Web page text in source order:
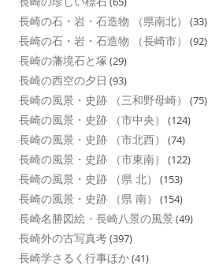
長崎の石・岩・石造物 （県南北） (33)
長崎の石・岩・石造物 （長崎市） (92)
長崎の藩境石と塚 (29)
長崎の西空の夕日 (93)
長崎の風景・史跡 （三和野母崎） (75)
長崎の風景・史跡 （市中央） (124)
長崎の風景・史跡 （市北西） (74)
長崎の風景・史跡 （市東南） (122)
長崎の風景・史跡 （県 北） (153)
長崎の風景・史跡 （県 南） (154)
長崎名勝図絵・長崎八景の風景 (49)
長崎外の古写真考(397)
長崎学さるく行事ほか(41)